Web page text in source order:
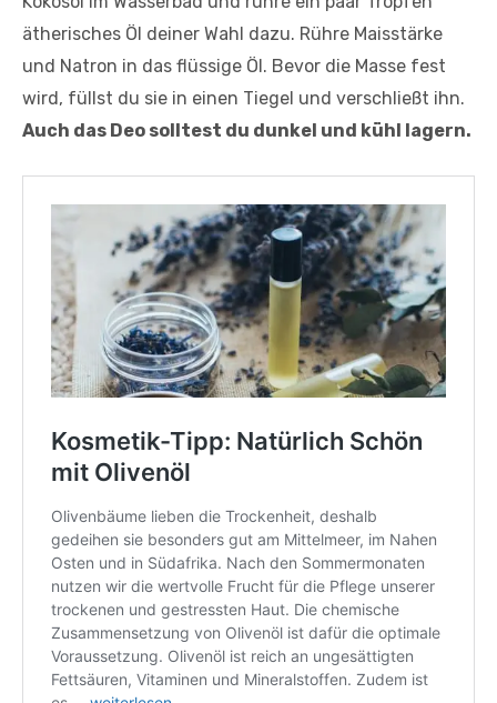
ätherisches Öl deiner Wahl dazu. Rühre Maisstärke
und Natron in das flüssige Öl. Bevor die Masse fest
wird, füllst du sie in einen Tiegel und verschließt ihn.
Auch das Deo solltest du dunkel und kühl lagern.